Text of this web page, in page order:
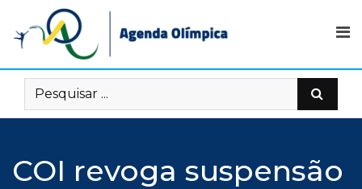
content
COI revoga suspensão